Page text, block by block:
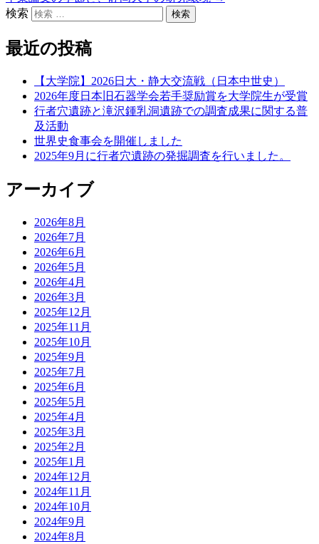
検索
最近の投稿
【大学院】2026日大・静大交流戦（日本中世史）
2026年度日本旧石器学会若手奨励賞を大学院生が受賞
行者穴遺跡と滝沢鍾乳洞遺跡での調査成果に関する普
及活動
世界史食事会を開催しました
2025年9月に行者穴遺跡の発掘調査を行いました。
アーカイブ
2026年8月
2026年7月
2026年6月
2026年5月
2026年4月
2026年3月
2025年12月
2025年11月
2025年10月
2025年9月
2025年7月
2025年6月
2025年5月
2025年4月
2025年3月
2025年2月
2025年1月
2024年12月
2024年11月
2024年10月
2024年9月
2024年8月